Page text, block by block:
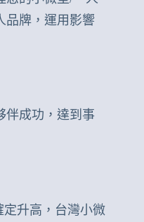
品牌，運用影響
伴成功，達到事
定升高，台灣小微